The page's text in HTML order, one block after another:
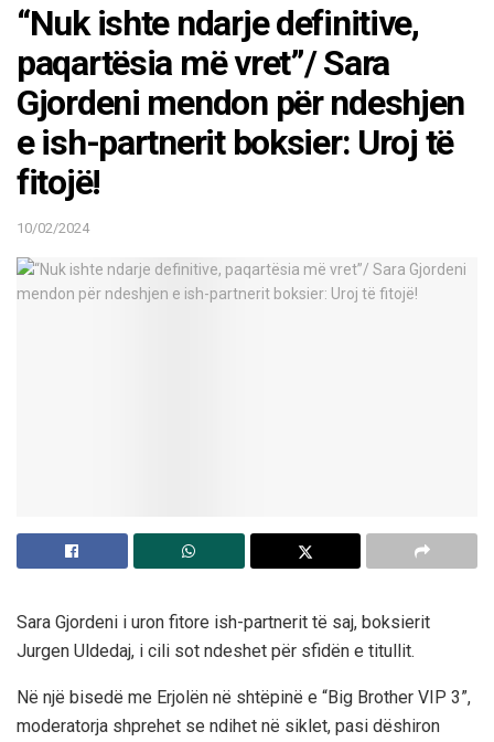
“Nuk ishte ndarje definitive,
paqartësia më vret”/ Sara
Gjordeni mendon për ndeshjen
e ish-partnerit boksier: Uroj të
fitojë!
10/02/2024
Sara Gjordeni i uron fitore ish-partnerit të saj, boksierit
Jurgen Uldedaj, i cili sot ndeshet për sfidën e titullit.
Në një bisedë me Erjolën në shtëpinë e “Big Brother VIP 3”,
moderatorja shprehet se ndihet në siklet, pasi dëshiron